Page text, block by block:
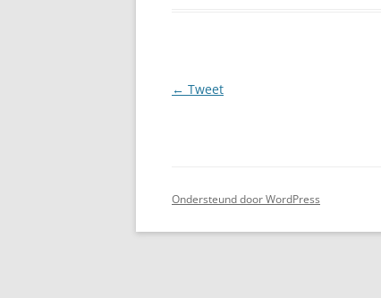
Berichtnavigatie
← Tweet
Ondersteund door WordPress